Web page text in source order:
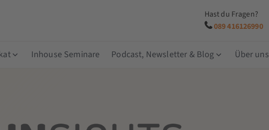
Hast du Fragen?
089 416126990
Inhouse Seminare Podcast, Newsletter & Blog Über uns